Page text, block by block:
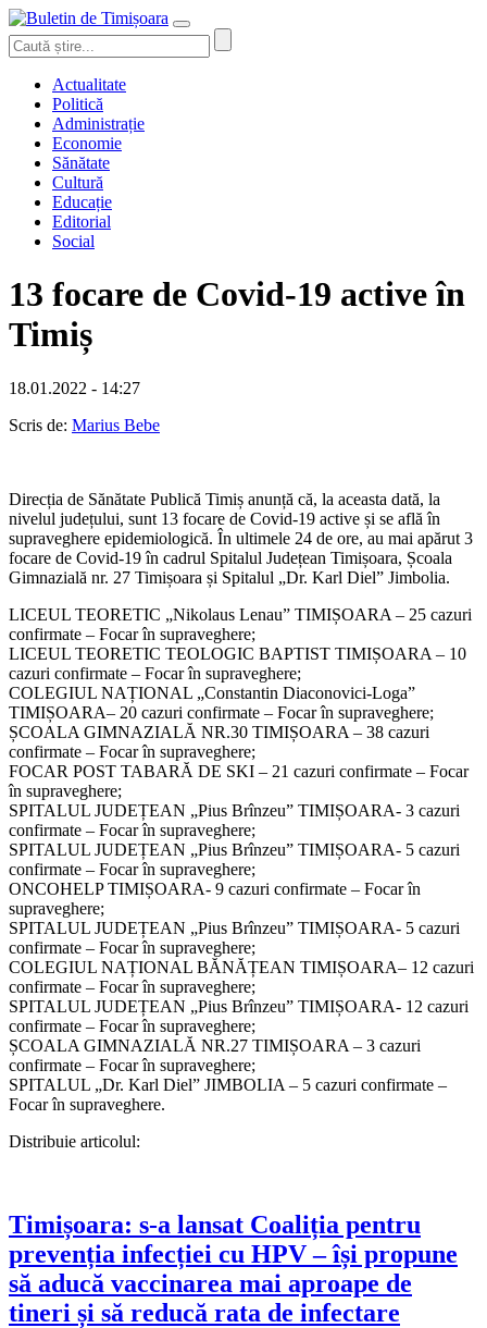
Actualitate
Politică
Administrație
Economie
Sănătate
Cultură
Educație
Editorial
Social
13 focare de Covid-19 active în
Timiș
18.01.2022 - 14:27
Scris de: Marius Bebe
Direcția de Sănătate Publică Timiș anunță că, la aceasta dată, la
nivelul județului, sunt 13 focare de Covid-19 active și se află în
supraveghere epidemiologică. În ultimele 24 de ore, au mai apărut 3
focare de Covid-19 în cadrul Spitalul Județean Timișoara, Școala
Gimnazială nr. 27 Timișoara și Spitalul „Dr. Karl Diel” Jimbolia.
LICEUL TEORETIC „Nikolaus Lenau” TIMIȘOARA – 25 cazuri
confirmate – Focar în supraveghere;
LICEUL TEORETIC TEOLOGIC BAPTIST TIMIȘOARA – 10
cazuri confirmate – Focar în supraveghere;
COLEGIUL NAȚIONAL „Constantin Diaconovici-Loga”
TIMIȘOARA– 20 cazuri confirmate – Focar în supraveghere;
ȘCOALA GIMNAZIALĂ NR.30 TIMIȘOARA – 38 cazuri
confirmate – Focar în supraveghere;
FOCAR POST TABARĂ DE SKI – 21 cazuri confirmate – Focar
în supraveghere;
SPITALUL JUDEȚEAN „Pius Brînzeu” TIMIȘOARA- 3 cazuri
confirmate – Focar în supraveghere;
SPITALUL JUDEȚEAN „Pius Brînzeu” TIMIȘOARA- 5 cazuri
confirmate – Focar în supraveghere;
ONCOHELP TIMIȘOARA- 9 cazuri confirmate – Focar în
supraveghere;
SPITALUL JUDEȚEAN „Pius Brînzeu” TIMIȘOARA- 5 cazuri
confirmate – Focar în supraveghere;
COLEGIUL NAȚIONAL BĂNĂȚEAN TIMIȘOARA– 12 cazuri
confirmate – Focar în supraveghere;
SPITALUL JUDEȚEAN „Pius Brînzeu” TIMIȘOARA- 12 cazuri
confirmate – Focar în supraveghere;
ȘCOALA GIMNAZIALĂ NR.27 TIMIȘOARA – 3 cazuri
confirmate – Focar în supraveghere;
SPITALUL „Dr. Karl Diel” JIMBOLIA – 5 cazuri confirmate –
Focar în supraveghere.
Distribuie articolul:
Timișoara: s-a lansat Coaliția pentru
prevenția infecției cu HPV – își propune
să aducă vaccinarea mai aproape de
tineri și să reducă rata de infectare